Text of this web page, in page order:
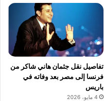
تفاصيل نقل جثمان هاني شاكر من
فرنسا إلى مصر بعد وفاته في
باريس
4 مايو، 2026